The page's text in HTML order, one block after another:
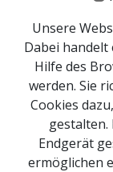
Unsere
Dabei handelt
Hilfe des
werden. Sie
Cookies
gestalten.
Endgerät
ermöglichen